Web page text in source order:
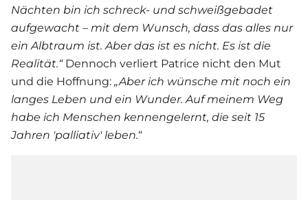
Nächten bin ich schreck- und schweißgebadet
aufgewacht – mit dem Wunsch, dass das alles nur
ein Albtraum ist. Aber das ist es nicht. Es ist die
Realität.“Dennoch verliert Patrice nicht den Mut
und die Hoffnung: „Aber ich wünsche mit noch ein
langes Leben und ein Wunder. Auf meinem Weg
habe ich Menschen kennengelernt, die seit 15
Jahren 'palliativ' leben.“